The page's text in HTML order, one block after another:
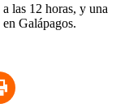
las 12 horas, y una
Galápagos.